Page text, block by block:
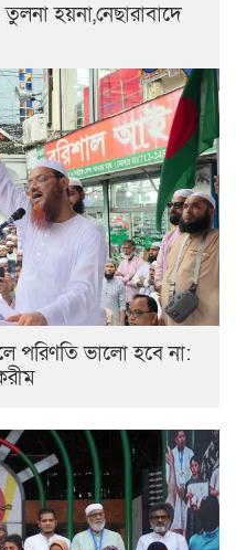
হয়না,নেছারাবাদে
পরিণতি ভালো হবে না: